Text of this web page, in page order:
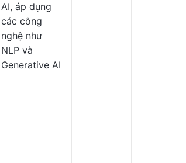
AI, áp dụng
các công
nghệ như
NLP và
Generative AI